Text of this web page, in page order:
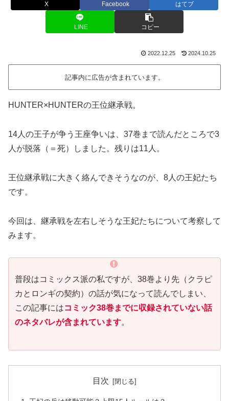
X Facebook はてブ
LINE コピー
2022.12.25 2024.10.25
記事内に広告が含まれています。
HUNTER×HUNTERの王位継承戦。
14人の王子が争う王座争いは、37巻まで読んだところで3
人が脱落（＝死）しました。残りは11人。
王位継承戦に大きく絡んできそうなのが、8人の王妃たち
です。
今回は、継承戦を左右しそうな王妃たちについて考察して
みます。
普段はコミックス派の私ですが、38巻より先（クラピ
カとロンギの契約）の話が気になって読んでしまい、
この記事にはコミック38巻までに収録されていない話
のネタバレが含まれています。
目次